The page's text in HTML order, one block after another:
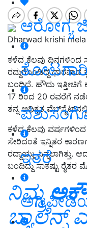
ಆರೋಗ್ಯ
ಇತರೆ
Dharwad krishi
ಕಳೆದ ಕೆಲವು ದಿನಗಳಿಂದ
ರದ್ದುಗೊಂಡಿದ್ದ ಧಾರವಾಡ
ಬಂದಿದೆ. ಹೌದು ಇತ್ತೀಚಿಗೆ
17 ರಿಂದ 20 ರವರೆಗೆ
ತನ್ನ ಅಧಿಕೃತ
ಕಳೆದ ಕೆಲವು
ಸೇರಿದಂತೆ ಇನ್ನಿತರ
ರದ್ದಾಯ್ತು ಎನ್ನಲಾಗಿತ್ತು.
ಬಂದಿದ್ದು ಸಾಕಷ್ಟು
ನಿಮ್ಮ
ಬ್ಯಾಲೆನ್ಸ್